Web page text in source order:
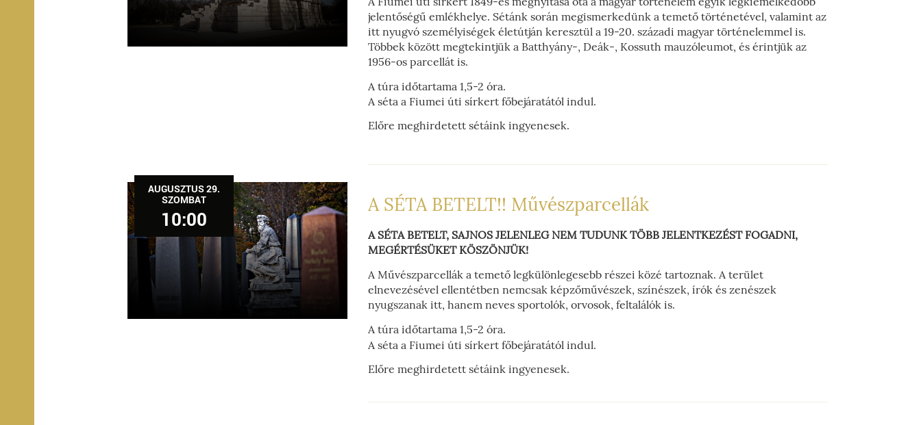
jelentőségű emlékhelye. Sétánk során megismerkedünk a temető történetével, valamint az
itt nyugvó személyiségek életútján keresztül a 19-20. századi magyar történelemmel is.
Többek között megtekintjük a Batthyány-, Deák-, Kossuth mauzóleumot, és érintjük az
1956-os parcellát is.
A túra időtartama 1,5-2 óra.
A séta a Fiumei úti sírkert főbejáratától indul.
Előre meghirdetett sétáink ingyenesek.
AUGUSZTUS 29.
SZOMBAT
10:00
A SÉTA BETELT!! Művészparcellák
A SÉTA BETELT, SAJNOS JELENLEG NEM TUDUNK TÖBB JELENTKEZÉST FOGADNI,
MEGÉRTÉSÜKET KÖSZÖNJÜK!
A Művészparcellák a temető legkülönlegesebb részei közé tartoznak. A terület
elnevezésével ellentétben nemcsak képzőművészek, színészek, írók és zenészek
nyugszanak itt, hanem neves sportolók, orvosok, feltalálók is.
A túra időtartama 1,5-2 óra.
A séta a Fiumei úti sírkert főbejáratától indul.
Előre meghirdetett sétáink ingyenesek.